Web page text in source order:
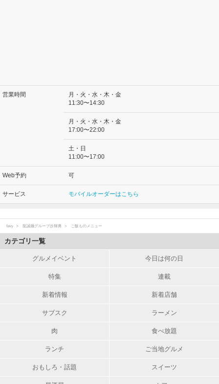
営業時間
月・火・水・木・金
11:30〜14:30
月・火・水・木・金
17:00〜22:00
土・日
11:00〜17:00
Web予約 可
サービス モバイルオーダーはこちら
favy 龍誠麺グループ歩輝勇 ご飯ものメニュー
カテゴリ一覧
グルメイベント 今日は何の日
特集 連載
新着情報 新着店舗
サブスク ラーメン
肉 食べ放題
ランチ ご当地グルメ
おもしろ・話題 スイーツ